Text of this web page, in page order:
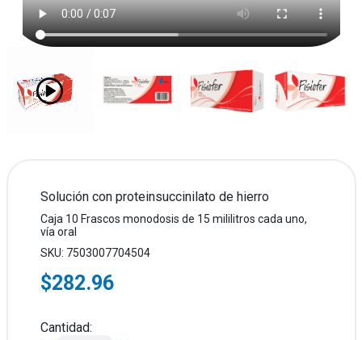
Solución con proteinsuccinilato de hierro
Caja 10 Frascos monodosis de 15 mililitros cada uno,
vía oral
SKU: 7503007704504
$282.96
Cantidad: